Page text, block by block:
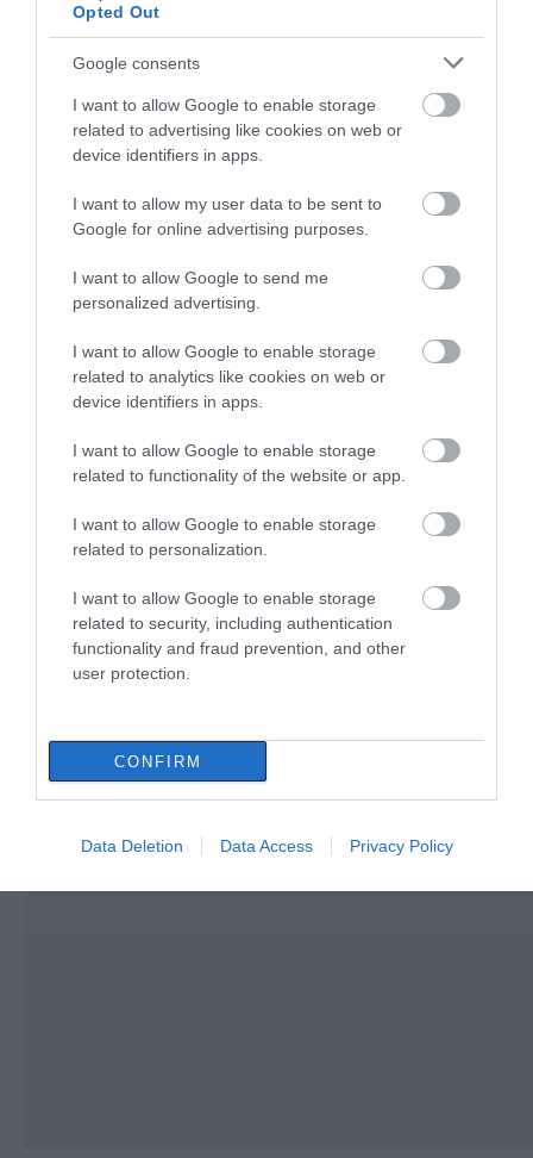
Opted Out
Google consents
I want to allow Google to enable storage
related to advertising like cookies on web or
device identifiers in apps.
I want to allow my user data to be sent to
Google for online advertising purposes.
I want to allow Google to send me
personalized advertising.
I want to allow Google to enable storage
related to analytics like cookies on web or
device identifiers in apps.
I want to allow Google to enable storage
related to functionality of the website or app.
I want to allow Google to enable storage
related to personalization.
I want to allow Google to enable storage
related to security, including authentication
functionality and fraud prevention, and other
user protection.
CONFIRM
Data Deletion Data Access Privacy Policy
2.500 ευρώ για τη στέγαση
Συναγερμός στη Βόρεια Εύβοια:
Αγελάδες πετάγονται στο δρόμο-
Η έκκληση ιερέα στους οδηγούς
09.08.2026 | 11:40
στην Ιστιαία!
09.08.2026 | 11:20
Συγκινεί Ενορία στην Εύβοια!
Συγκεντρώνει τρόφιμα για
άπορες οικογένειες για τον
09.08.2026 | 11:00
Σε πλήρη ετοιμότητα για
ενδεχόμενο πυρκαγιάς σήμερα ο
Δήμος Χαλκιδέων- Χρήσιμα
Κατάνυξη στην Εύβοια:
Παναγίας στη Λούτσα
με κεράσματα και
αναψυκτικά
Πανικός σε λιμάνι της
Εύβοιας με 37χρονο
άνδρα
Εύβοια: Νέες πινακίδες
για τον κίνδυνο
σημεία τοποθετήθηκαν
Συναγερμός στη
στο δρόμο- Η έκκληση
ιερέα στους οδηγούς